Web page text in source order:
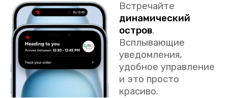
Встречайте
динамический
остров.
Всплывающие
уведомления,
удобное управление
и это просто
красиво.